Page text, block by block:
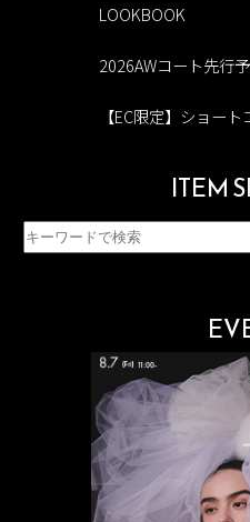
LOOKBOOK
2026AWコート先行
【EC限定】ショー
ITEM